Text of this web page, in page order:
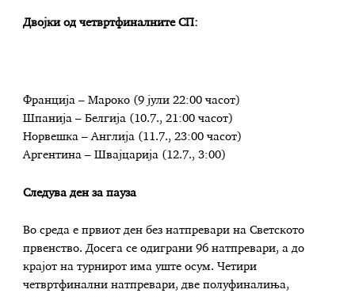
Двојки од четвртфиналните СП:
Франција – Мароко (9 јули 22:00 часот)
Шпанија – Белгија (10.7., 21:00 часот)
Норвешка – Англија (11.7., 23:00 часот)
Аргентина – Швајцарија (12.7., 3:00)
Следува ден за пауза
Во среда е првиот ден без натпревари на Светското
првенство. Досега се одиграни 96 натпревари, а до
крајот на турнирот има уште осум. Четири
четвртфинални натпревари, две полуфиналиња,